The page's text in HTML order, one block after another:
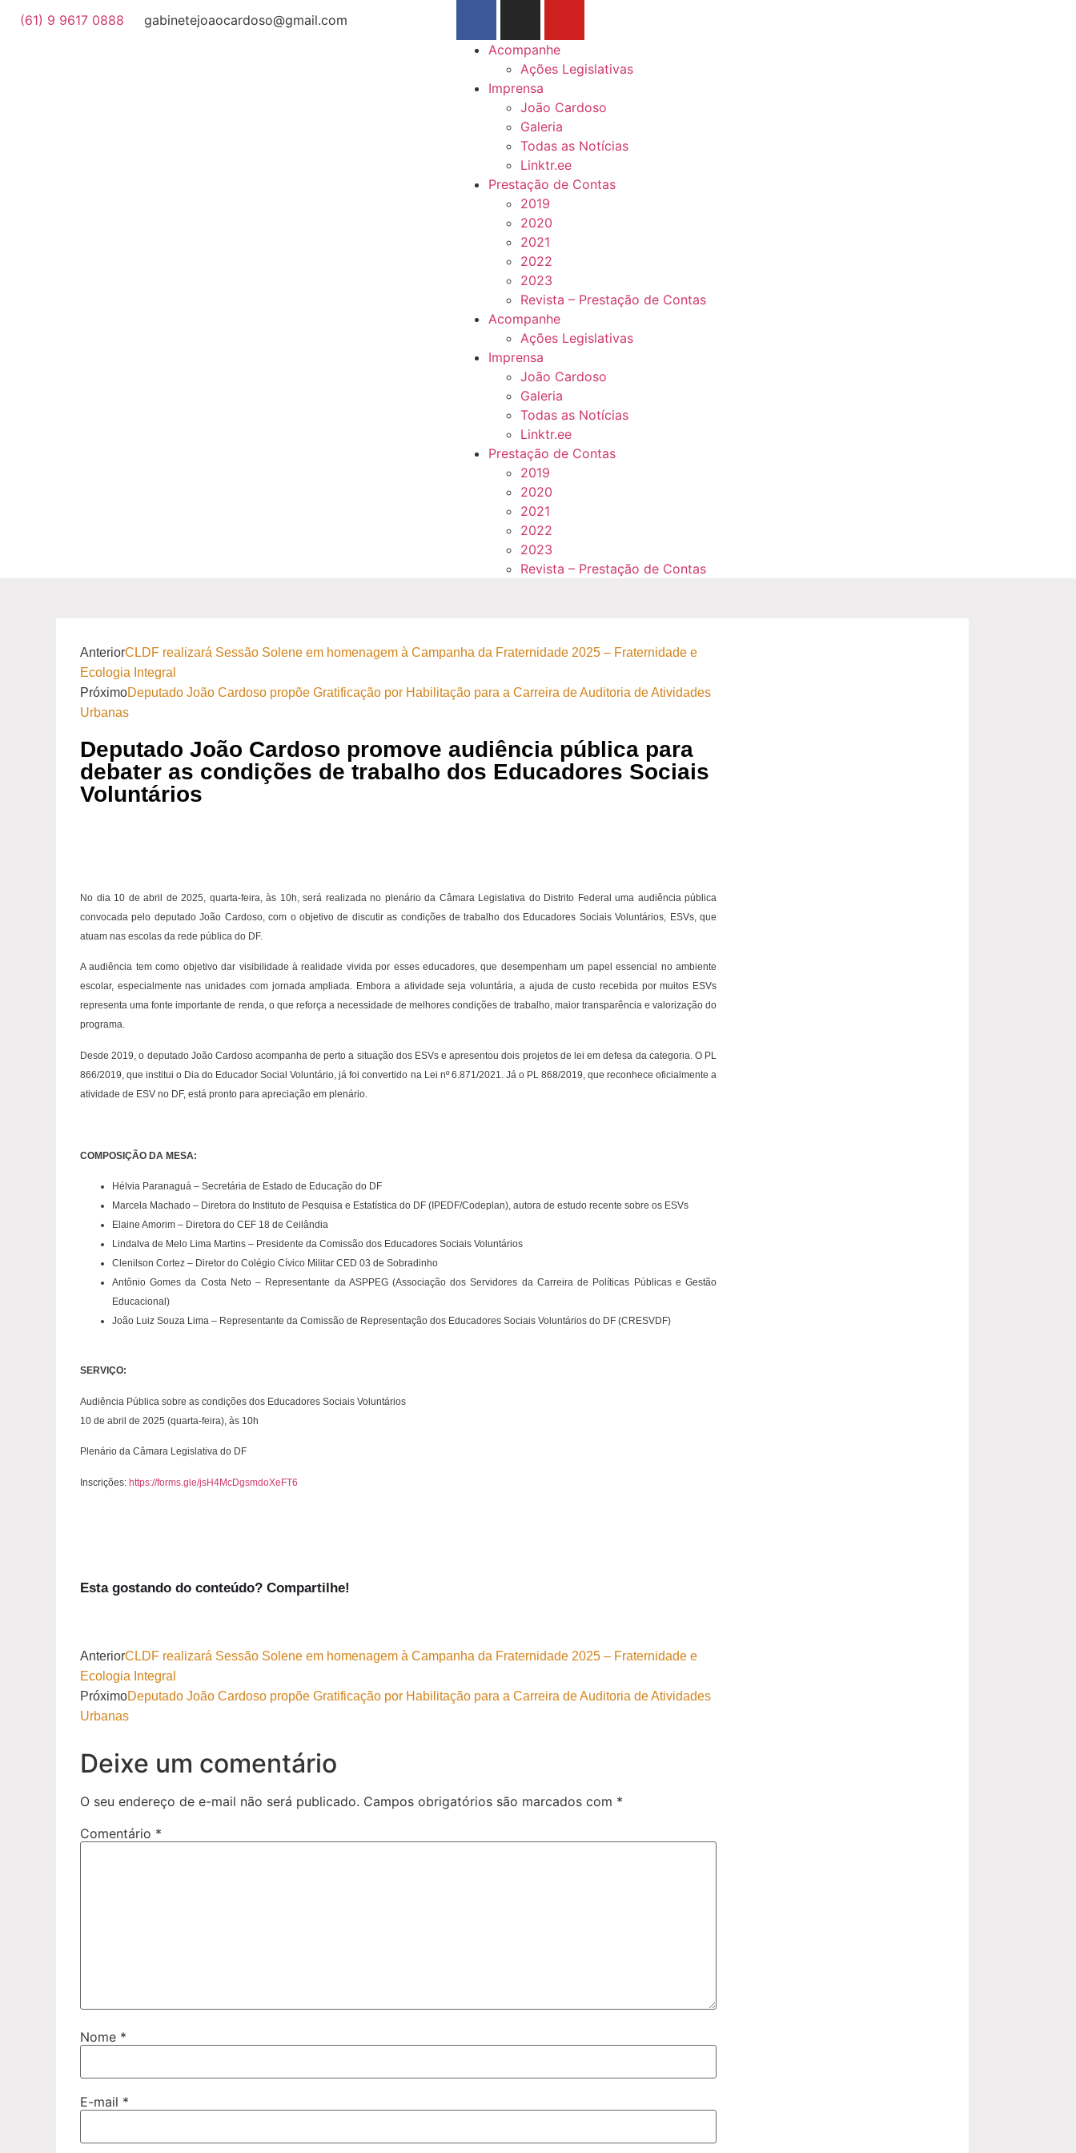
(61) 9 9617 0888
gabinetejoaocardoso@gmail.com
Acompanhe
Ações Legislativas
Imprensa
João Cardoso
Galeria
Todas as Notícias
Linktr.ee
Prestação de Contas
2019
2020
2021
2022
2023
Revista – Prestação de Contas
Acompanhe
Ações Legislativas
Imprensa
João Cardoso
Galeria
Todas as Notícias
Linktr.ee
Prestação de Contas
2019
2020
2021
2022
2023
Revista – Prestação de Contas
AnteriorCLDF realizará Sessão Solene em homenagem à Campanha da Fraternidade 2025 – Fraternidade e
Ecologia Integral
PróximoDeputado João Cardoso propõe Gratificação por Habilitação para a Carreira de Auditoria de Atividades
Urbanas
Deputado João Cardoso promove audiência pública para
debater as condições de trabalho dos Educadores Sociais
Voluntários
No dia 10 de abril de 2025, quarta-feira, às 10h, será realizada no plenário da Câmara Legislativa do Distrito Federal uma audiência pública
convocada pelo deputado João Cardoso, com o objetivo de discutir as condições de trabalho dos Educadores Sociais Voluntários, ESVs, que
atuam nas escolas da rede pública do DF.
A audiência tem como objetivo dar visibilidade à realidade vivida por esses educadores, que desempenham um papel essencial no ambiente
escolar, especialmente nas unidades com jornada ampliada. Embora a atividade seja voluntária, a ajuda de custo recebida por muitos ESVs
representa uma fonte importante de renda, o que reforça a necessidade de melhores condições de trabalho, maior transparência e valorização do
programa.
Desde 2019, o deputado João Cardoso acompanha de perto a situação dos ESVs e apresentou dois projetos de lei em defesa da categoria. O PL
866/2019, que institui o Dia do Educador Social Voluntário, já foi convertido na Lei nº 6.871/2021. Já o PL 868/2019, que reconhece oficialmente a
atividade de ESV no DF, está pronto para apreciação em plenário.
COMPOSIÇÃO DA MESA:
Hélvia Paranaguá – Secretária de Estado de Educação do DF
Marcela Machado – Diretora do Instituto de Pesquisa e Estatística do DF (IPEDF/Codeplan), autora de estudo recente sobre os ESVs
Elaine Amorim – Diretora do CEF 18 de Ceilândia
Lindalva de Melo Lima Martins – Presidente da Comissão dos Educadores Sociais Voluntários
Clenilson Cortez – Diretor do Colégio Cívico Militar CED 03 de Sobradinho
Antônio Gomes da Costa Neto – Representante da ASPPEG (Associação dos Servidores da Carreira de Políticas Públicas e Gestão
Educacional)
João Luiz Souza Lima – Representante da Comissão de Representação dos Educadores Sociais Voluntários do DF (CRESVDF)
SERVIÇO:
Audiência Pública sobre as condições dos Educadores Sociais Voluntários
10 de abril de 2025 (quarta-feira), às 10h
Plenário da Câmara Legislativa do DF
Inscrições: https://forms.gle/jsH4McDgsmdoXeFT6
Esta gostando do conteúdo? Compartilhe!
AnteriorCLDF realizará Sessão Solene em homenagem à Campanha da Fraternidade 2025 – Fraternidade e
Ecologia Integral
PróximoDeputado João Cardoso propõe Gratificação por Habilitação para a Carreira de Auditoria de Atividades
Urbanas
Deixe um comentário
O seu endereço de e-mail não será publicado. Campos obrigatórios são marcados com *
Comentário *
Nome *
E-mail *